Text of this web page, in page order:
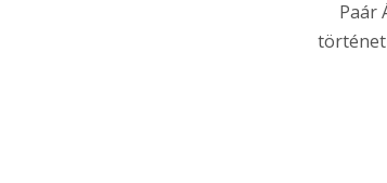
Paár